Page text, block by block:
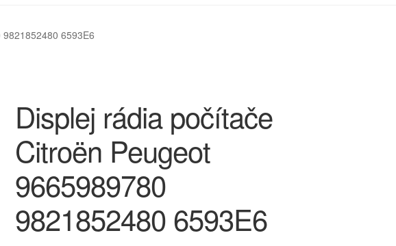
6593E6
Displej rádia počítače
Citroën Peugeot
9665989780
9821852480 6593E6